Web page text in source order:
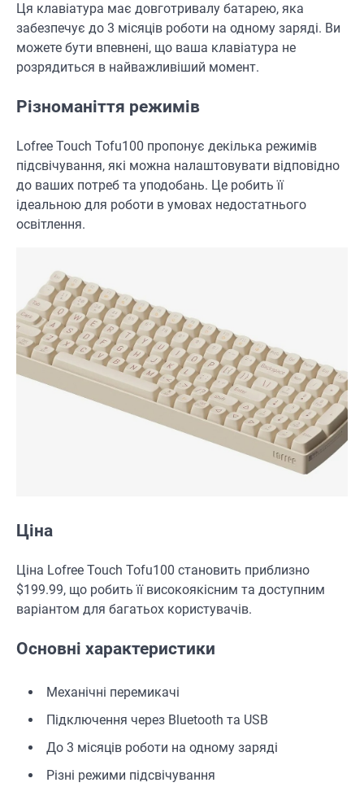
Ця клавіатура має довготривалу батарею, яка
забезпечує до 3 місяців роботи на одному заряді. Ви
можете бути впевнені, що ваша клавіатура не
розрядиться в найважливіший момент.
Різноманіття режимів
Lofree Touch Tofu100 пропонує декілька режимів
підсвічування, які можна налаштовувати відповідно
до ваших потреб та уподобань. Це робить її
ідеальною для роботи в умовах недостатнього
освітлення.
Ціна
Ціна Lofree Touch Tofu100 становить приблизно
$199.99, що робить її високоякісним та доступним
варіантом для багатьох користувачів.
Основні характеристики
Механічні перемикачі
Підключення через Bluetooth та USB
До 3 місяців роботи на одному заряді
Різні режими підсвічування